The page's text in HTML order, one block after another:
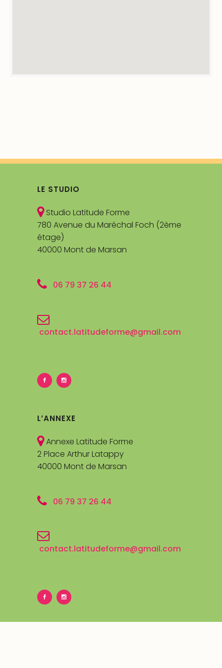
LE STUDIO
Studio Latitude Forme
780 Avenue du Maréchal Foch (2ème
étage)
40000 Mont de Marsan
06 79 37 26 44
contact.latitudeforme@gmail.com
L’ANNEXE
Annexe Latitude Forme
2 Place Arthur Latappy
40000 Mont de Marsan
06 79 37 26 44
contact.latitudeforme@gmail.com